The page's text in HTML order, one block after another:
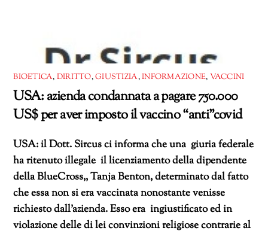
BIOETICA, DIRITTO,GIUSTIZIA,INFORMAZIONE, VACCINI
USA: azienda condannata a pagare 750.000
US$ per aver imposto il vaccino “anti”covid
USA: il Dott. Sircus ci informa che una giuria federale
ha ritenuto illegale il licenziamento della dipendente
della BlueCross,, Tanja Benton, determinato dal fatto
che essa non si era vaccinata nonostante venisse
richiesto dall’azienda. Esso era ingiustificato ed in
violazione delle di lei convinzioni religiose contrarie al